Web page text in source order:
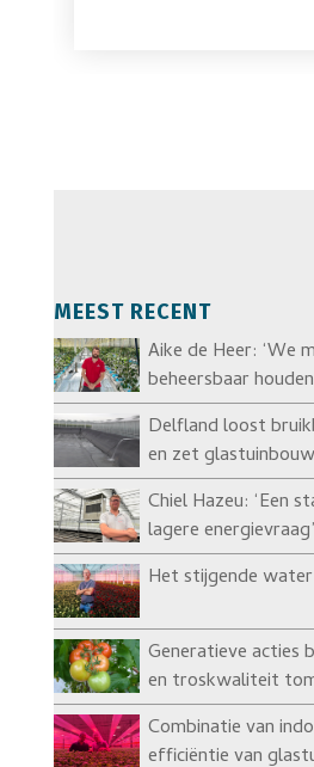
MEEST RECENT
Aike de Heer: ‘We
beheersbaar
Delfland loost
en zet
Chiel Hazeu: ‘Een
lagere energievraag’
Het stijgende water
Generatieve acties
en troskwaliteit
Combinatie van
efficiëntie van